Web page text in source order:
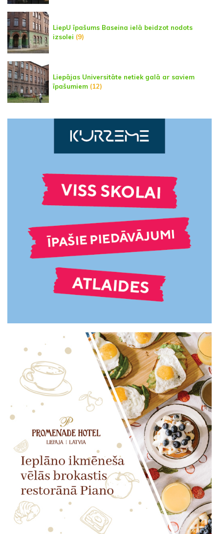
LiepU īpašums Baseina ielā beidzot nodots
izsolei (9)
Liepājas Universitāte netiek galā ar saviem
īpašumiem (12)